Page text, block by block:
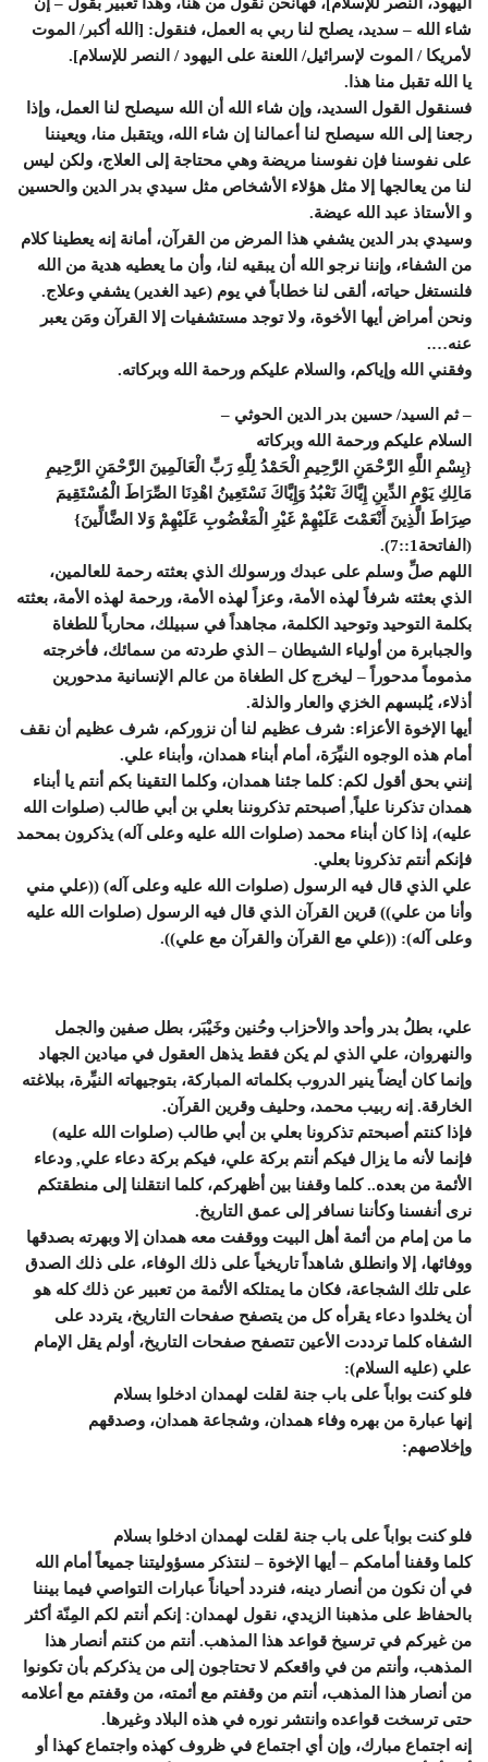
شاء الله – سديد، يصلح لنا ربي به العمل، فنقول: [الله أكبر/ الموت
لأمريكا / الموت لإسرائيل/ اللعنة على اليهود / النصر للإسلام].
يا الله تقبل منا هذا.
فسنقول القول السديد، وإن شاء الله أن الله سيصلح لنا العمل، وإذا
رجعنا إلى الله سيصلح لنا أعمالنا إن شاء الله، ويتقبل منا، ويعيننا
على نفوسنا فإن نفوسنا مريضة وهي محتاجة إلى العلاج، ولكن ليس
لنا من يعالجها إلا مثل هؤلاء الأشخاص مثل سيدي بدر الدين والحسين
و الأستاذ عبد الله عيضة.
وسيدي بدر الدين يشفي هذا المرض من القرآن، أمانة إنه يعطينا كلام
من الشفاء، وإننا نرجو الله أن يبقيه لنا، وأن ما يعطيه هدية من الله
فلنستغل حياته، ألقى لنا خطاباً في يوم (عيد الغدير) يشفي وعلاج.
ونحن أمراض أيها الأخوة، ولا توجد مستشفيات إلا القرآن ومَن يعبر
عنه….
وفقني الله وإياكم، والسلام عليكم ورحمة الله وبركاته.
– ثم السيد/ حسين بدر الدين الحوثي –
السلام عليكم ورحمة الله وبركاته
{بِسْمِ اللَّهِ الرَّحْمَنِ الرَّحِيمِ الْحَمْدُ لِلَّهِ رَبِّ الْعَالَمِينَ الرَّحْمَنِ الرَّحِيمِ
مَالِكِ يَوْمِ الدِّينِ إِيَّاكَ نَعْبُدُ وَإِيَّاكَ نَسْتَعِينُ اهْدِنَا الصِّرَاطَ الْمُسْتَقِيمَ
صِرَاطَ الَّذِينَ أَنْعَمْتَ عَلَيْهِمْ غَيْرِ الْمَغْضُوبِ عَلَيْهِمْ وَلا الضَّالِّينَ}
(الفاتحة1::7).
اللهم صلِّ وسلم على عبدك ورسولك الذي بعثته رحمة للعالمين،
الذي بعثته شرفاً لهذه الأمة، وعزاً لهذه الأمة، ورحمة لهذه الأمة، بعثته
بكلمة التوحيد وتوحيد الكلمة، مجاهداً في سبيلك، محارباً للطغاة
والجبابرة من أولياء الشيطان – الذي طردته من سمائك، فأخرجته
مذموماً مدحوراً – ليخرج كل الطغاة من عالم الإنسانية مدحورين
أذلاء، يُلبسهم الخزي والعار والذلة.
أيها الإخوة الأعزاء: شرف عظيم لنا أن نزوركم، شرف عظيم أن نقف
أمام هذه الوجوه النيِّرَة، أمام أبناء همدان، وأبناء علي.
إنني بحق أقول لكم: كلما جئنا همدان، وكلما التقينا بكم أنتم يا أبناء
همدان تذكرنا علياً, أصبحتم تذكروننا بعلي بن أبي طالب (صلوات الله
عليه)، إذا كان أبناء محمد (صلوات الله عليه وعلى آله) يذكرون بمحمد
فإنكم أنتم تذكرونا بعلي.
علي الذي قال فيه الرسول (صلوات الله عليه وعلى آله) ((علي مني
وأنا من علي)) قرين القرآن الذي قال فيه الرسول (صلوات الله عليه
وعلى آله): ((علي مع القرآن والقرآن مع علي)).
علي، بطلُ بدر وأحد والأحزاب وحُنين وخَيْبَر، بطل صفين والجمل
والنهروان، علي الذي لم يكن فقط يذهل العقول في ميادين الجهاد
وإنما كان أيضاً ينير الدروب بكلماته المباركة، بتوجيهاته النيِّرة، ببلاغته
الخارقة. إنه ربيب محمد، وحليف وقرين القرآن.
فإذا كنتم أصبحتم تذكرونا بعلي بن أبي طالب (صلوات الله عليه)
فإنما لأنه ما يزال فيكم أنتم بركة علي، فيكم بركة دعاء علي, ودعاء
الأئمة من بعده.. كلما وقفنا بين أظهركم، كلما انتقلنا إلى منطقتكم
نرى أنفسنا وكأننا نسافر إلى عمق التاريخ.
ما من إمام من أئمة أهل البيت ووقفت معه همدان إلا وبهرته بصدقها
ووفائها، إلا وانطلق شاهداً تاريخياً على ذلك الوفاء، على ذلك الصدق
على تلك الشجاعة، فكان ما يمتلكه الأئمة من تعبير عن ذلك كله هو
أن يخلدوا دعاء يقرأه كل من يتصفح صفحات التاريخ، يتردد على
الشفاه كلما ترددت الأعين تتصفح صفحات التاريخ، أولم يقل الإمام
علي (عليه السلام):
فلو كنت بواباً على باب جنة لقلت لهمدان ادخلوا بسلام
إنها عبارة من بهره وفاء همدان، وشجاعة همدان، وصدقهم
وإخلاصهم:
فلو كنت بواباً على باب جنة لقلت لهمدان ادخلوا بسلام
كلما وقفنا أمامكم – أيها الإخوة – لنتذكر مسؤوليتنا جميعاً أمام الله
في أن نكون من أنصار دينه، فنردد أحياناً عبارات التواصي فيما بيننا
بالحفاظ على مذهبنا الزيدي، نقول لهمدان: إنكم أنتم لكم المِنّة أكثر
من غيركم في ترسيخ قواعد هذا المذهب. أنتم من كنتم أنصار هذا
المذهب، وأنتم من في واقعكم لا تحتاجون إلى من يذكركم بأن تكونوا
من أنصار هذا المذهب، أنتم من وقفتم مع أئمته، من وقفتم مع أعلامه
حتى ترسخت قواعده وانتشر نوره في هذه البلاد وغيرها.
إنه اجتماع مبارك، وإن أي اجتماع في ظروف كهذه واجتماع كهذا أو